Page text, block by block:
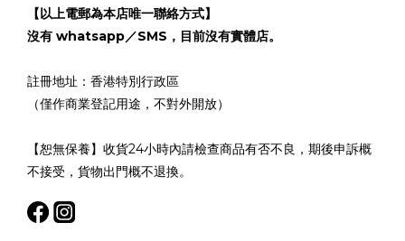
【以上電郵為本店唯一聯絡方式】
沒有 whatsapp／SMS，目前沒有實體店。
註冊地址：香港特別行政區
（僅作商業登記用途，不對外開放）
【恕無保養】收貨24小時內請檢查商品有否不良，期後申訴概
不接受，貨物出門概不退換。